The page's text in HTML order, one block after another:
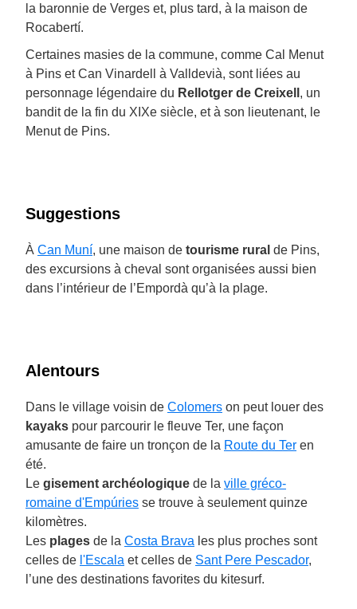
la baronnie de Verges et, plus tard, à la maison de
Rocabertí.
Certaines masies de la commune, comme Cal Menut
à Pins et Can Vinardell à Valldevià, sont liées au
personnage légendaire du Rellotger de Creixell , un
bandit de la fin du XIXe siècle, et à son lieutenant, le
Menut de Pins.
Suggestions
À Can Muní, une maison de tourisme rural de Pins,
des excursions à cheval sont organisées aussi bien
dans l’intérieur de l’Empordà qu’à la plage.
Alentours
Dans le village voisin de Colomers on peut louer des
kayaks pour parcourir le fleuve Ter, une façon
amusante de faire un tronçon de la Route du Ter en
été.
Le gisement archéologique de la ville gréco-
romaine d'Empúries se trouve à seulement quinze
kilomètres.
Les plages de la Costa Brava les plus proches sont
celles de l'Escala et celles de Sant Pere Pescador,
l’une des destinations favorites du kitesurf.